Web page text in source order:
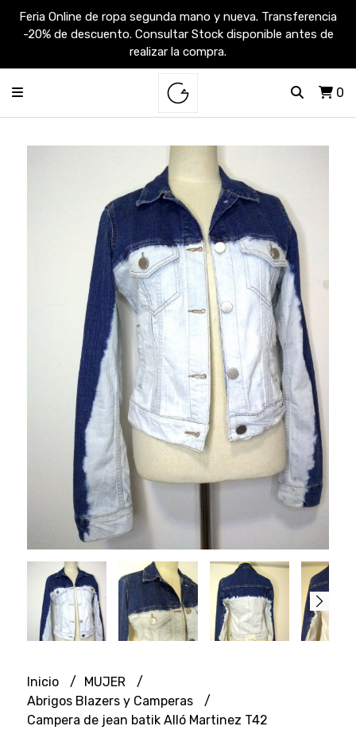
Feria Online de ropa segunda mano y nueva. Transferencia
-20% de descuento. Consultar Stock disponible antes de
realizar la compra.
0
Inicio
MUJER
Abrigos Blazers y Camperas
Campera de jean batik Alló Martinez T42